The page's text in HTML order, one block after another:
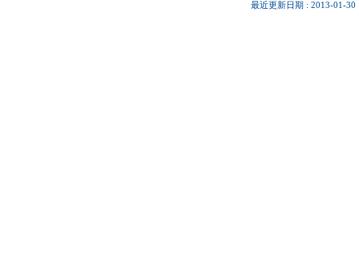
最近更新日期 : 2013-01-30